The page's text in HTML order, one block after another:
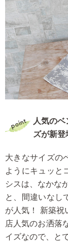
人気の
ズが新登
大きなサイズの
ようにキュッと
シスは、なかな
と、間違いなし
が人気！
新築祝
店人気のお洒落
イズなので、と